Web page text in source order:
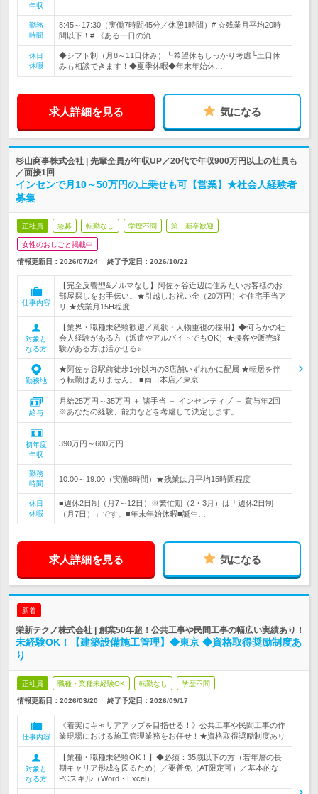
年収
勤務
時間
8:45～17:30（実働7時間45分／休憩1時間）# ☆残業月平均20時
間以下！# 《ある一日の流…
休日
休暇
◆シフト制（月8～11日休み）┗希望休もしっかり考慮└土日休
みも相談できます！◆夏季休暇◆年末年始休…
求人詳細を見る 気になる
杉山商事株式会社 | 先輩全員が年収UP／20代で年収900万円以上の社員も
／面接1回
インセンで月10～50万円の上乗せも可【営業】★社会人経験者
募集
正社員 急募 転勤なし 学歴不問 第二新卒歓迎
女性のおしごと掲載中
情報更新日：2026/07/24 終了予定日： 2026/10/22
仕事内容
【完全反響型&ノルマなし】阿佐ヶ谷近辺に住みたいお客様のお
部屋探しをお手伝い。★引越しお祝い金（20万円）や住宅手当ア
リ ★残業月15H程度
対象と
なる方
【業界・職種未経験歓迎／意欲・人物重視の採用】◆何らかの社
会人経験がある方（派遣やアルバイトでもOK）★接客や販売経
験がある方は活かせる♪
勤務地
★阿佐ヶ谷駅前徒歩1分以内の3店舗いずれかに配属 ★転居を伴
う転勤はありません。 ■南口本店／東京…
給与
月給25万円～35万円 ＋ 諸手当 ＋ インセンティブ ＋ 賞与年2回
※あなたの経験、能力などを考慮して決定します。…
初年度
年収
390万円～600万円
勤務
時間
10:00～19:00（実働8時間）★残業は月平均15時間程度
休日
休暇
■週休2日制（月7～12日）※繁忙期（2・3月）は「週休2日制
（月7日）」です。■年末年始休暇■誕生…
求人詳細を見る 気になる
新着
栄新テクノ株式会社 | 創業50年超！公共工事や民間工事の幅広い実績あり！
未経験OK！【建築設備施工管理】◆東京 ◆資格取得奨励制度あ
り
正社員 職種・業種未経験OK 転勤なし 学歴不問
情報更新日：2026/03/20 終了予定日： 2026/09/17
仕事内容
《着実にキャリアアップを目指せる！》公共工事や民間工事の作
業現場における施工管理業務をお任せ！★資格取得奨励制度あり
対象と
なる方
【業種・職種未経験OK！】◆必須：35歳以下の方（若年層の長
期キャリア形成を図るため）／要普免（AT限定可）／基本的な
PCスキル（Word・Excel）